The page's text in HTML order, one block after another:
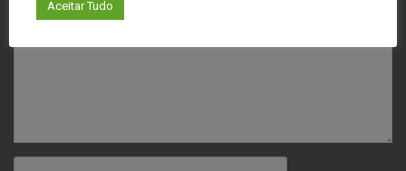
Aceitar Tudo